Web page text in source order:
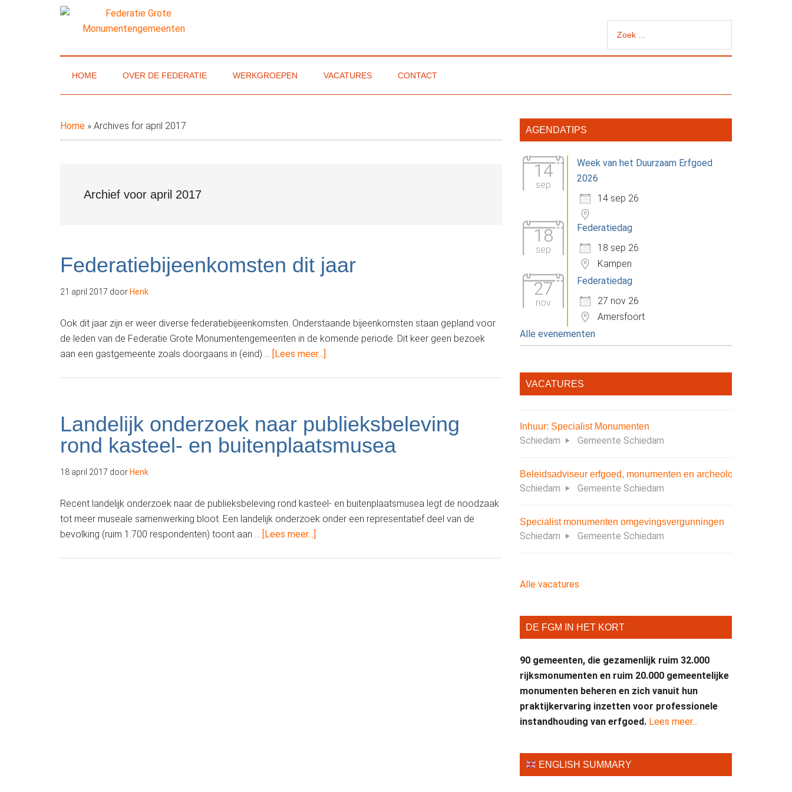
Federatie
Grote
van
Monumentengemeenten
HOME OVER DE FEDERATIE WERKGROEPEN VACATURES CONTACT
Home » Archives for april 2017
Archief voor april 2017
Federatiebijeenkomsten dit jaar
21 april 2017 door Henk
Ook dit jaar zijn er weer diverse federatiebijeenkomsten. Onderstaande bijeenkomsten staan gepland voor
de leden van de Federatie Grote Monumentengemeenten in de komende periode. Dit keer geen bezoek
aan een gastgemeente zoals doorgaans in (eind) … [Lees meer...]
Landelijk onderzoek naar publieksbeleving
rond kasteel- en buitenplaatsmusea
18 april 2017 door Henk
Recent landelijk onderzoek naar de publieksbeleving rond kasteel- en buitenplaatsmusea legt de noodzaak
tot meer museale samenwerking bloot. Een landelijk onderzoek onder een representatief deel van de
bevolking (ruim 1.700 respondenten) toont aan … [Lees meer...]
Primaire
AGENDATIPS
14
sep
Week van het Duurzaam Erfgoed
2026
14 sep 26
18
sep
Federatiedag
18 sep 26
Kampen
27
nov
Federatiedag
27 nov 26
Amersfoort
Alle evenementen
VACATURES
Inhuur: Specialist Monumenten
Schiedam Gemeente Schiedam
Beleidsadviseur erfgoed, monumenten en archeologie
Schiedam Gemeente Schiedam
Specialist monumenten omgevingsvergunningen
Schiedam Gemeente Schiedam
Alle vacatures
DE FGM IN HET KORT
90 gemeenten, die gezamenlijk ruim 32.000
rijksmonumenten en ruim 20.000 gemeentelijke
monumenten beheren en zich vanuit hun
praktijkervaring inzetten voor professionele
instandhouding van erfgoed. Lees meer...
ENGLISH SUMMARY